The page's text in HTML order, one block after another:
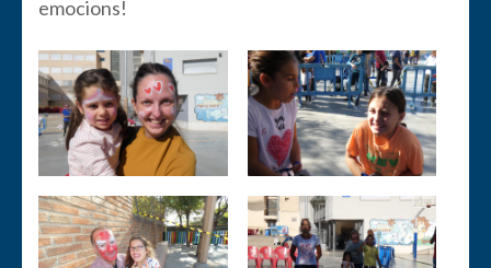
emocions!